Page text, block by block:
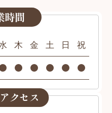
時間
木 金 土 日
祝
クセス